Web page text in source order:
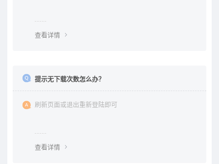
查看详情
提示无下载次数怎么办？
刷新页面或退出重新登陆即可
查看详情